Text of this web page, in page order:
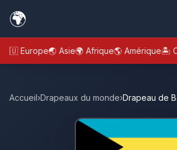
🌍
🇪🇺 Europe🌏 Asie🌍 Afrique🌎 Amérique🏝️
Accueil›Drapeaux du monde›Drapeau de